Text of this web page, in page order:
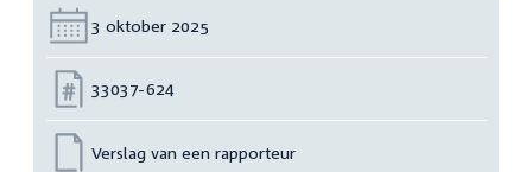
Datum:
3 oktober 2025
Nummer:
33037-624
Verslag van een rapporteur